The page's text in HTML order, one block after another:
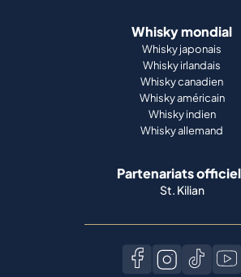
Whisky mondial
Whisky japonais
Whisky irlandais
Whisky canadien
Whisky américain
Whisky indien
Whisky allemand
Partenariats
St. Kilian